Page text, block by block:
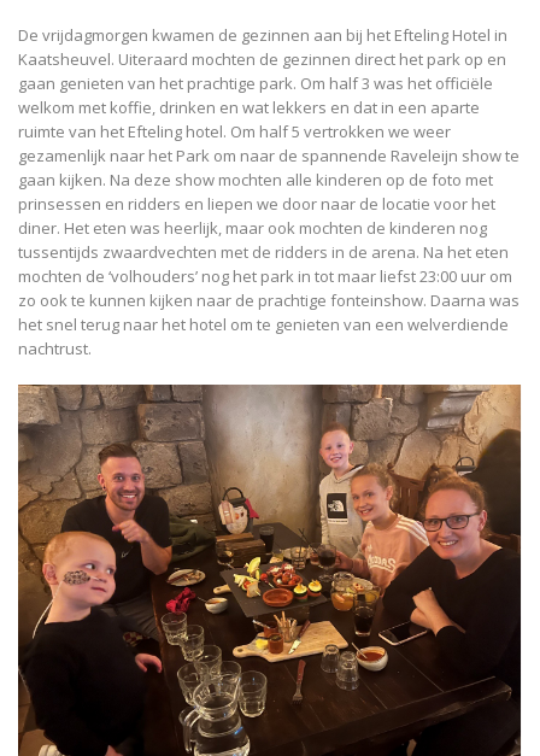
De vrijdagmorgen kwamen de gezinnen aan bij het Efteling Hotel in
Kaatsheuvel. Uiteraard mochten de gezinnen direct het park op en
gaan genieten van het prachtige park. Om half 3 was het officiële
welkom met koffie, drinken en wat lekkers en dat in een aparte
ruimte van het Efteling hotel. Om half 5 vertrokken we weer
gezamenlijk naar het Park om naar de spannende Raveleijn show te
gaan kijken. Na deze show mochten alle kinderen op de foto met
prinsessen en ridders en liepen we door naar de locatie voor het
diner. Het eten was heerlijk, maar ook mochten de kinderen nog
tussentijds zwaardvechten met de ridders in de arena. Na het eten
mochten de ‘volhouders’ nog het park in tot maar liefst 23:00 uur om
zo ook te kunnen kijken naar de prachtige fonteinshow. Daarna was
het snel terug naar het hotel om te genieten van een welverdiende
nachtrust.